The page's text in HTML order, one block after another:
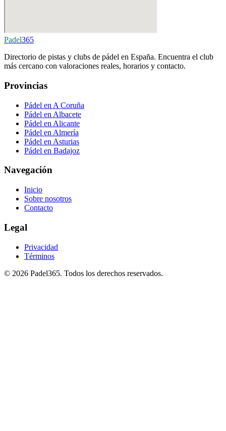
Padel365
Directorio de pistas y clubs de pádel en España. Encuentra el club
más cercano con valoraciones reales, horarios y contacto.
Provincias
Pádel en A Coruña
Pádel en Albacete
Pádel en Alicante
Pádel en Almería
Pádel en Asturias
Pádel en Badajoz
Navegación
Inicio
Sobre nosotros
Contacto
Legal
Privacidad
Términos
© 2026 Padel365. Todos los derechos reservados.